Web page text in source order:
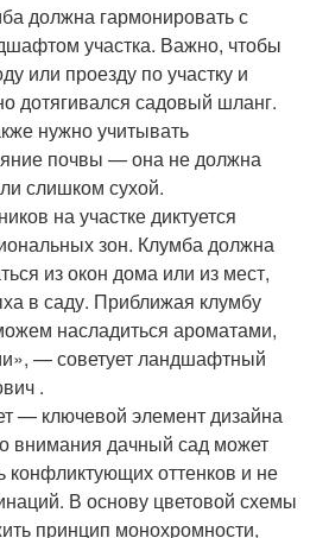
должна гармонировать с
участка. Важно, чтобы
или проезду по участку и
дотягивался садовый шланг.
нужно учитывать
почвы — она не должна
слишком сухой.
на участке диктуется
зон. Клумба должна
из окон дома или из мест,
в саду. Приближая клумбу
насладиться ароматами,
— советует ландшафтный
.
— ключевой элемент дизайна
внимания дачный сад может
конфликтующих оттенков и не
В основу цветовой схемы
принцип монохромности,